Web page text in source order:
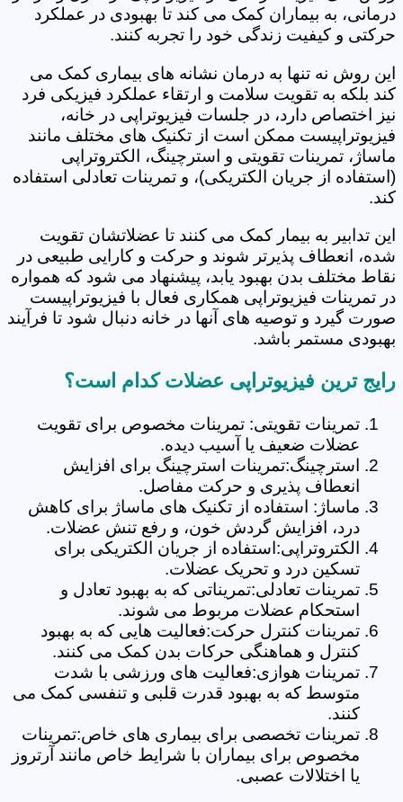
درمانی، به بیماران کمک می کند تا بهبودی در عملکرد
حرکتی و کیفیت زندگی خود را تجربه کنند.
این روش نه تنها به درمان نشانه های بیماری کمک می
کند بلکه به تقویت سلامت و ارتقاء عملکرد فیزیکی فرد
نیز اختصاص دارد، در جلسات فیزیوتراپی در خانه،
فیزیوتراپیست ممکن است از تکنیک های مختلف مانند
ماساژ، تمرینات تقویتی و استرچینگ، الکتروتراپی
(استفاده از جریان الکتریکی)، و تمرینات تعادلی استفاده
کند.
این تدابیر به بیمار کمک می کنند تا عضلاتشان تقویت
شده، انعطاف پذیرتر شوند و حرکت و کارایی طبیعی در
نقاط مختلف بدن بهبود یابد، پیشنهاد می شود که همواره
در تمرینات فیزیوتراپی همکاری فعال با فیزیوتراپیست
صورت گیرد و توصیه های آنها در خانه دنبال شود تا فرآیند
بهبودی مستمر باشد.
رایج ترین فیزیوتراپی عضلات کدام است؟
تمرینات تقویتی: تمرینات مخصوص برای تقویت
عضلات ضعیف یا آسیب دیده.
استرچینگ:تمرینات استرچینگ برای افزایش
انعطاف پذیری و حرکت مفاصل.
ماساژ: استفاده از تکنیک های ماساژ برای کاهش
درد، افزایش گردش خون، و رفع تنش عضلات.
الکتروتراپی:استفاده از جریان الکتریکی برای
تسکین درد و تحریک عضلات.
تمرینات تعادلی:تمریناتی که به بهبود تعادل و
استحکام عضلات مربوط می شوند.
تمرینات کنترل حرکت:فعالیت هایی که به بهبود
کنترل و هماهنگی حرکات بدن کمک می کنند.
تمرینات هوازی:فعالیت های ورزشی با شدت
متوسط که به بهبود قدرت قلبی و تنفسی کمک می
کنند.
تمرینات تخصصی برای بیماری های خاص:تمرینات
مخصوص برای بیماران با شرایط خاص مانند آرتروز
یا اختلالات عصبی.